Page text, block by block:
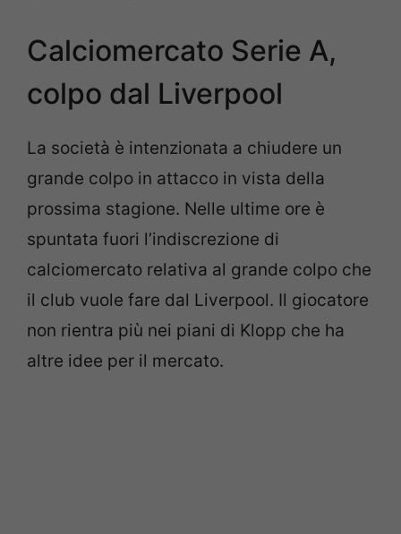
Calciomercato Serie A,
colpo dal Liverpool
La società è intenzionata a chiudere un
grande colpo in attacco in vista della
prossima stagione. Nelle ultime ore è
spuntata fuori l’indiscrezione di
calciomercato relativa al grande colpo che
il club vuole fare dal Liverpool. Il giocatore
non rientra più nei piani di Klopp che ha
altre idee per il mercato.